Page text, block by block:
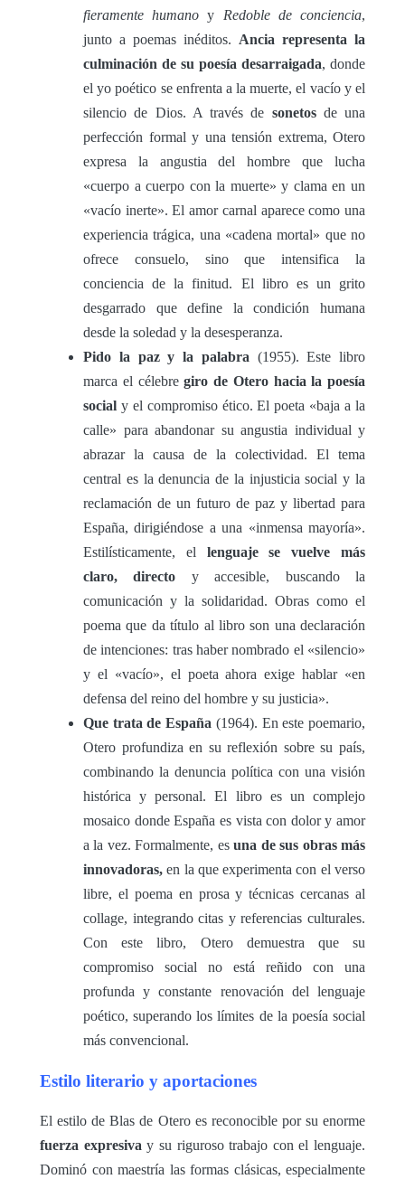
fieramente humano y Redoble de conciencia,
junto a poemas inéditos. Ancia representa la
culminación de su poesía desarraigada, donde
el yo poético se enfrenta a la muerte, el vacío y el
silencio de Dios. A través de sonetosde una
perfección formal y una tensión extrema, Otero
expresa la angustia del hombre que lucha
«cuerpo a cuerpo con la muerte» y clama en un
«vacío inerte». El amor carnal aparece como una
experiencia trágica, una «cadena mortal» que no
ofrece consuelo, sino que intensifica la
conciencia de la finitud. El libro es un grito
desgarrado que define la condición humana
desde la soledad y la desesperanza.
Pido la paz y la palabra (1955). Este libro
marca el célebregiro de Otero hacia la poesía
social y el compromiso ético. El poeta «baja a la
calle» para abandonar su angustia individual y
abrazar la causa de la colectividad. El tema
central es la denuncia de la injusticia social y la
reclamación de un futuro de paz y libertad para
España, dirigiéndose a una «inmensa mayoría».
Estilísticamente, el lenguaje se vuelve más
claro, directo y accesible, buscando la
comunicación y la solidaridad. Obras como el
poema que da título al libro son una declaración
de intenciones: tras haber nombrado el «silencio»
y el «vacío», el poeta ahora exige hablar «en
defensa del reino del hombre y su justicia».
Que trata de España (1964). En este poemario,
Otero profundiza en su reflexión sobre su país,
combinando la denuncia política con una visión
histórica y personal. El libro es un complejo
mosaico donde España es vista con dolor y amor
a la vez. Formalmente, esuna de sus obras más
innovadoras, en la que experimenta con el verso
libre, el poema en prosa y técnicas cercanas al
collage, integrando citas y referencias culturales.
Con este libro, Otero demuestra que su
compromiso social no está reñido con una
profunda y constante renovación del lenguaje
poético, superando los límites de la poesía social
más convencional.
Estilo literario y aportaciones
El estilo de Blas de Otero es reconocible por su enorme
fuerza expresiva y su riguroso trabajo con el lenguaje.
Dominó con maestría las formas clásicas, especialmente